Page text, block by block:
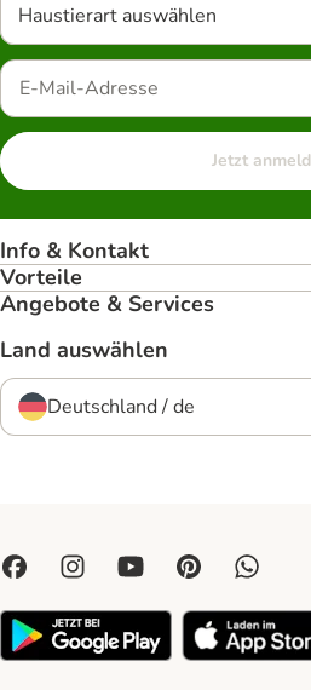
Haustierart auswählen
Jetzt
Info & Kontakt
Vorteile
Angebote & Services
Land auswählen
Deutschland / de